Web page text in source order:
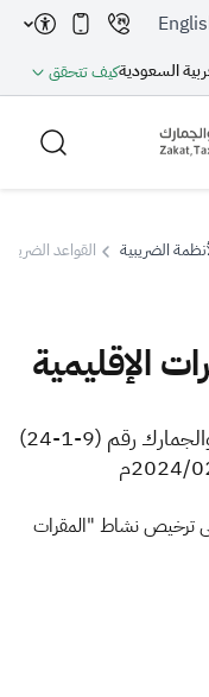
السعوديةكيف تتحقق
المضافة
الضريبية القواعد
الإقليمية
​​​قرار مجلس إدارة هيئة الزكاة والضريبة والجمارك رقم (9-1-24)
ترخيص نشاط "المقرات